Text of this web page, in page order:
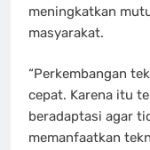
meningkatkan
masyarakat.
“Perkembangan
cepat. Karena itu
beradaptasi agar
memanfaatkan